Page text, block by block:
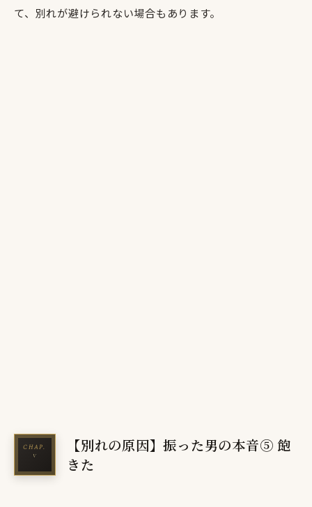
て、別れが避けられない場合もあります。
【別れの原因】振った男の本音⑤ 飽
きた